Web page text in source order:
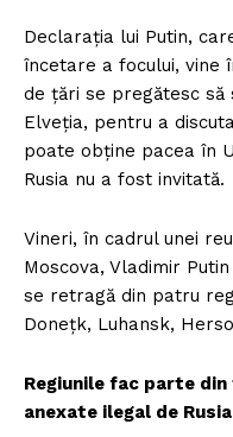
Declaraţia lui Putin,
încetare a focului, vine
de ţări se pregătesc să
Elveţia, pentru a
poate obţine pacea în
Rusia nu a fost invitată.
Vineri, în cadrul unei
Moscova, Vladimir
se retragă din patru
Doneţk, Luhansk,
Regiunile fac parte
anexate ilegal de